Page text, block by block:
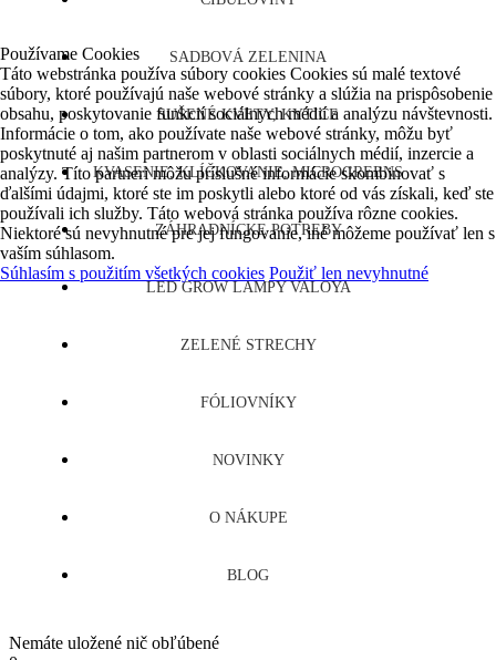
SADBOVÁ ZELENINA
SUŠENÉ KVETY, KYTICE
KVASENIE, KLÍČKOVANIE, MICROGREENS
ZÁHRADNÍCKE POTREBY
LED GROW LAMPY VALOYA
ZELENÉ STRECHY
FÓLIOVNÍKY
NOVINKY
O NÁKUPE
BLOG
Nemáte uložené nič obľúbené
Používame Cookies
Táto webstránka používa súbory cookies Cookies sú malé textové
súbory, ktoré používajú naše webové stránky a slúžia na prispôsobenie
obsahu, poskytovanie funkcií sociálnych médií a analýzu návštevnosti.
Informácie o tom, ako používate naše webové stránky, môžu byť
poskytnuté aj našim partnerom v oblasti sociálnych médií, inzercie a
analýzy. Títo partneri môžu príslušné informácie skombinovať s
ďalšími údajmi, ktoré ste im poskytli alebo ktoré od vás získali, keď ste
používali ich služby. Táto webová stránka používa rôzne cookies.
Niektoré sú nevyhnutné pre jej fungovanie, iné môžeme používať len s
vaším súhlasom.
Súhlasím s použitím všetkých cookies Použiť len nevyhnutné